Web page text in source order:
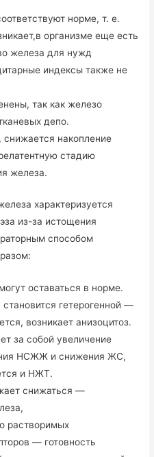
норме, т. е.
организме еще есть
железа для нужд
индексы также не
так как железо
депо.
накопление
стадию
железа.
характеризуется
из-за истощения
способом
оставаться в норме.
гетерогенной —
возникает анизоцитоз.
за собой увеличение
НСЖЖ и снижения ЖС,
и НЖТ.
снижаться —
растворимых
— готовность